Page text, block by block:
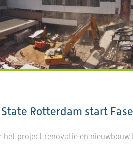
State Rotterdam start
het project renovatie en nieuwbouw